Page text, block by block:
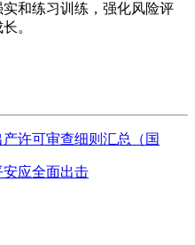
和练习训练，强化风险评
。
许可审查细则汇总（国
应全面出击